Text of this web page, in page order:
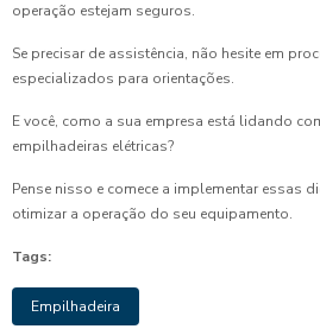
operação estejam seguros.
Se precisar de assistência, não hesite em
especializados para orientações.
E você, como a sua empresa está lidando
empilhadeiras elétricas?
Pense nisso e comece a implementar essas
otimizar a operação do seu equipamento.
Tags:
Empilhadeira